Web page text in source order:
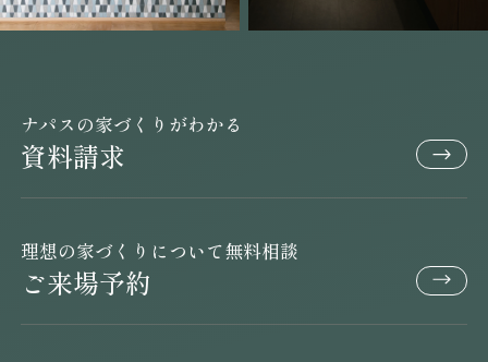
ナパスの家づくりがわかる
資料請求
理想の家づくりについて無料相談
ご来場予約